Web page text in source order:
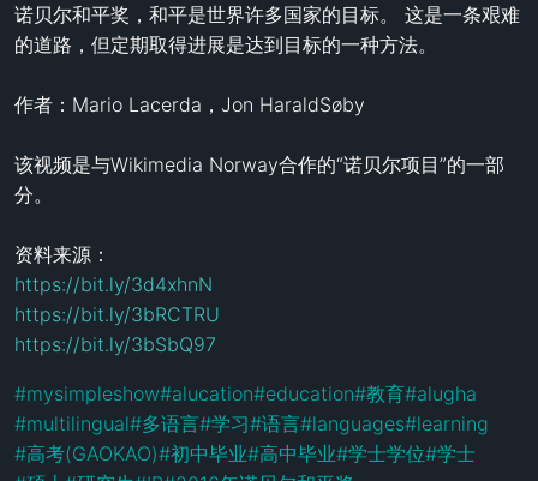
诺贝尔和平奖，和平是世界许多国家的目标。 这是一条艰难
的道路，但定期取得进展是达到目标的一种方法。
作者：Mario Lacerda，Jon HaraldSøby
该视频是与Wikimedia Norway合作的“诺贝尔项目”的一部
分。
https://bit.ly/3d4xhnN
https://bit.ly/3bRCTRU
https://bit.ly/3bSbQ97
#mysimpleshow#alucation#education#教育#alugha
#multilingual#多语言#学习#语言#languages#learning
#高考(GAOKAO)#初中毕业#高中毕业#学士学位#学士